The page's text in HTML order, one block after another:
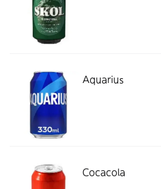
Aquarius
Cocacola